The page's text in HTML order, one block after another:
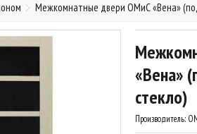
Межкомнатные двери ОМиС «Вена»
«Вена»
стекло)
Производитель: